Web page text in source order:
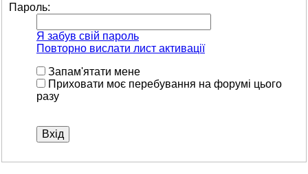
Пароль:
Я забув свій пароль
Повторно вислати лист активації
Запам'ятати мене
Приховати моє перебування на форумі цього
разу